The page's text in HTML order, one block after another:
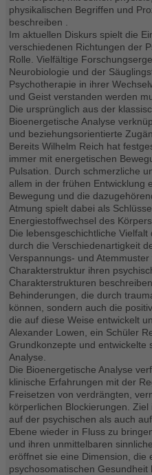
physikalischen Begriffen und
beschreiben .
Im aktuellen Diskurs spielt die
verschiedenen Richtungen der
Rolle. Vielfältige
Neurobiologie und der
Psychotherapie in ihrer
und Geist verstanden werden
Die ursprünglich aus der
Bioenergetische Analyse
und beziehungsorientierte
Bereits Wilhelm Reich hat
immer mit energetischen
Pulsation. Durch schmerzliche
allem in der frühen Entwicklung
Bewegung und die
Atmung spielt dabei als
Energiestoffwechsel des
Die lebensgeschichtliche
durch die Verschiedenartigkeit
Verspannungs- und
Charakterstruktur ihren
Charakterstrukturen
Behinderungen, die durch
können, sondern auch die
die auf diese Weise entwickelt
Alexander Lowen, ein Schüler
Grundkonzepte und entwickelte
Analyse.
Die Bioenergetische Analyse
klinische Erfahrungen mit der
Freisetzen von verdrängten,
körperlichen Blockierungen.
auf der psychischen als auch
Ebene wieder in Fluss zu
und ihren unmittelbaren
eröffnet sie eine Dimension, die
psychosomatischen Gesundheit